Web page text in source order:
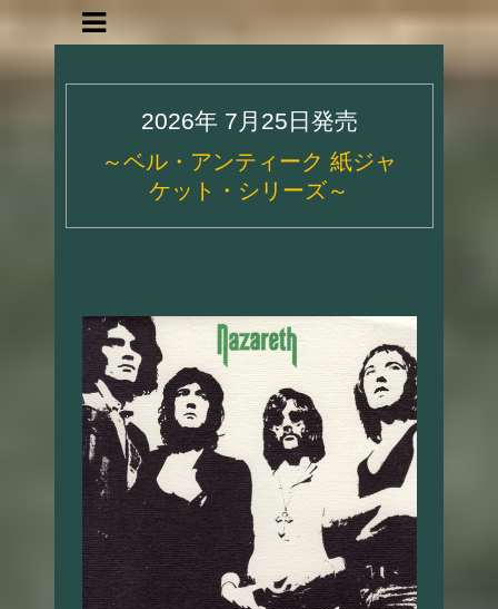
2026年 7月25日発売
～ベル・アンティーク 紙ジャ
ケット・シリーズ～